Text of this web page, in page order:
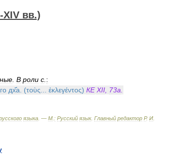
XIV вв.)
В роли с :
дх҃а . (τοὺς ἐκλεγέντος) КЕ XII 73а
языка . — М : Русский язык. Главный редактор Р. И